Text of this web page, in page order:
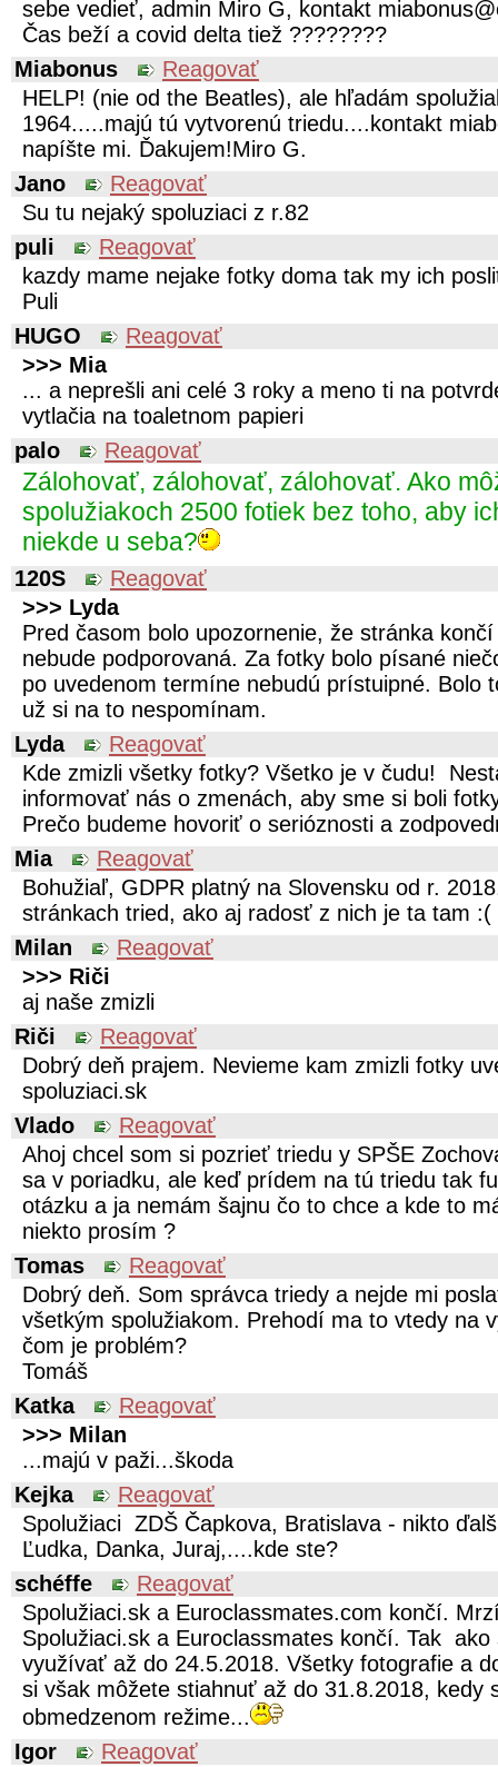
sebe vedieť, admin Miro G, kontakt
Čas beží a covid delta tiež ????????️
Miabonus
Reagovať
HELP! (nie od the Beatles), ale hľadám
1964.....majú tú vytvorenú triedu....kontakt
napíšte mi. Ďakujem!Miro G.
Jano
Reagovať
Su tu nejaký spoluziaci z r.82
puli
Reagovať
kazdy mame nejake fotky doma tak my ich
Puli
HUGO
Reagovať
>>> Mia
... a neprešli ani celé 3 roky a meno ti na
vytlačia na toaletnom papieri
palo
Reagovať
Zálohovať, zálohovať, zálohovať. Ako
spolužiakoch 2500 fotiek bez toho, aby
niekde u seba?
120S
Reagovať
>>> Lyda
Pred časom bolo upozornenie, že stránka
nebude podporovaná. Za fotky bolo písané
po uvedenom termíne nebudú prístuipné. Bolo
už si na to nespomínam.
Lyda
Reagovať
Kde zmizli všetky fotky? Všetko je v čudu!
informovať nás o zmenách, aby sme si boli
Prečo budeme hovoriť o serióznosti a
Mia
Reagovať
Bohužiaľ, GDPR platný na Slovensku od r.
stránkach tried, ako aj radosť z nich je ta tam :(
Milan
Reagovať
>>> Riči
aj naše zmizli
Riči
Reagovať
Dobrý deň prajem. Nevieme kam zmizli fotky
spoluziaci.sk
Vlado
Reagovať
Ahoj chcel som si pozrieť triedu y SPŠE
sa v poriadku, ale keď prídem na tú triedu tak
otázku a ja nemám šajnu čo to chce a kde to
niekto prosím ?
Tomas
Reagovať
Dobrý deň. Som správca triedy a nejde mi
všetkým spolužiakom. Prehodí ma to vtedy na
čom je problém?
Tomáš
Katka
Reagovať
>>> Milan
...majú v paži...škoda
Kejka
Reagovať
Spolužiaci ZDŠ Čapkova, Bratislava - nikto
Ľudka, Danka, Juraj,....kde ste?
schéffe
Reagovať
Spolužiaci.sk a Euroclassmates.com končí.
Spolužiaci.sk a Euroclassmates končí. Tak
využívať až do 24.5.2018. Všetky fotografie a
si však môžete stiahnuť až do 31.8.2018, kedy
obmedzenom režime...
Igor
Reagovať